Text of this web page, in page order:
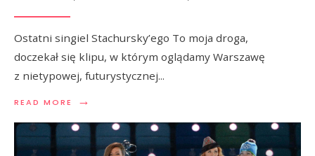
Ostatni singiel Stachursky’ego To moja droga,
doczekał się klipu, w którym oglądamy Warszawę
z nietypowej, futurystycznej...
READ MORE →